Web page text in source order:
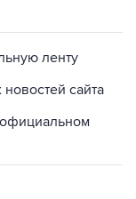
ленту
сайта